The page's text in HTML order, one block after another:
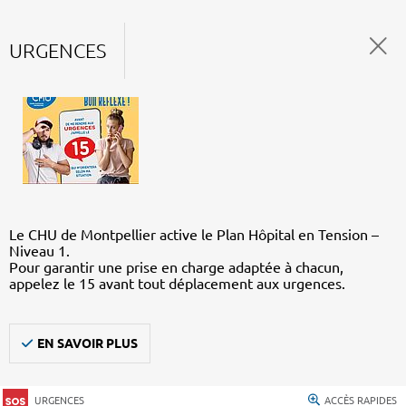
URGENCES
Le CHU de Montpellier active le Plan Hôpital en Tension –
Niveau 1.
Pour garantir une prise en charge adaptée à chacun,
appelez le 15 avant tout déplacement aux urgences.
EN SAVOIR PLUS
URGENCES ACCÈS RAPIDES